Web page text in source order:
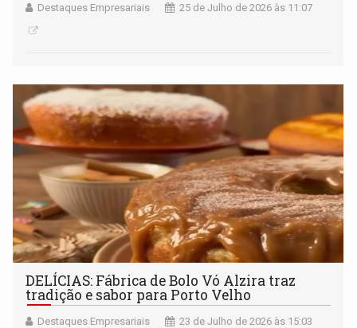
Destaques Empresariais 25 de Julho de 2026 às 11:07
DELÍCIAS: Fábrica de Bolo Vó Alzira traz
tradição e sabor para Porto Velho
Destaques Empresariais 23 de Julho de 2026 às 15:03